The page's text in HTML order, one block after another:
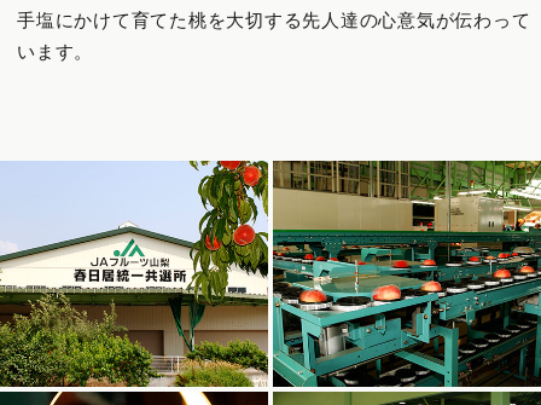
手塩にかけて育てた桃を大切する先人達の心意気が伝わって
います。